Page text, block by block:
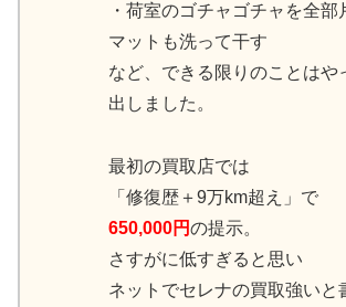
・荷室のゴチャゴチャを全部
マットも洗って干す
など、できる限りのことはや
出しました。
最初の買取店では
「修復歴＋9万km超え」で
650,000円の提示。
さすがに低すぎると思い
ネットでセレナの買取強いと